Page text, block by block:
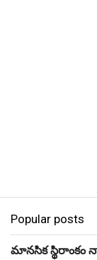
Popular posts
మానసిక స్థిరాంకం